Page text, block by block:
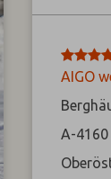
AIGO
A-4160